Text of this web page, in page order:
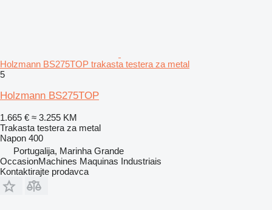
Holzmann BS275TOP trakasta testera za metal
5
Holzmann BS275TOP
1.665 € ≈ 3.255 KM
Trakasta testera za metal
Napon 400
Portugalija, Marinha Grande
OccasionMachines Maquinas Industriais
Kontaktirajte prodavca